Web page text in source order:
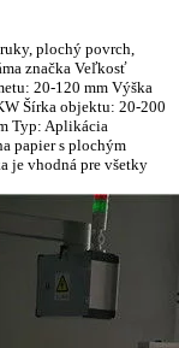
plochý povrch,
značka Veľkosť
20-120 mm Výška
Šírka objektu: 20-200
Typ: Aplikácia
papier s plochým
je vhodná pre všetky